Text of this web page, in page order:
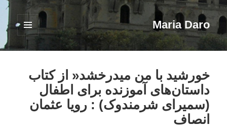
Maria Daro
فهرست
ابزارک‌ها
خورشید با من میدرخشد« از کتاب
داستان‌های آموزنده برای اطفال
(سمیرای شرمندوک) : رویا عثمان
انصاف